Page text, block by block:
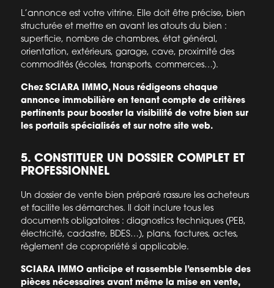
L’annonce est votre vitrine. Elle doit être précise, bien
structurée et mettre en avant les atouts du bien :
superficie, nombre de chambres, état général,
orientation, extérieurs, garage, cave, proximité des
commodités (écoles, transports, commerces…).
Chez SCIARA IMMO, Nous rédigeons chaque
annonce immobilière en tenant compte de critères
pertinents pour booster la visibilité de votre bien sur
les portails spécialisés et sur notre site web.
5. CONSTITUER UN DOSSIER COMPLET ET
PROFESSIONNEL
Un dossier de vente bien préparé rassure les acheteurs
et facilite les démarches. Il doit inclure tous les
documents obligatoires : diagnostics techniques (PEB,
électricité, cadastre, BDES…), plans, factures, actes,
règlement de copropriété si applicable.
SCIARA IMMO anticipe et rassemble l’ensemble des
pièces nécessaires avant même la mise en vente,